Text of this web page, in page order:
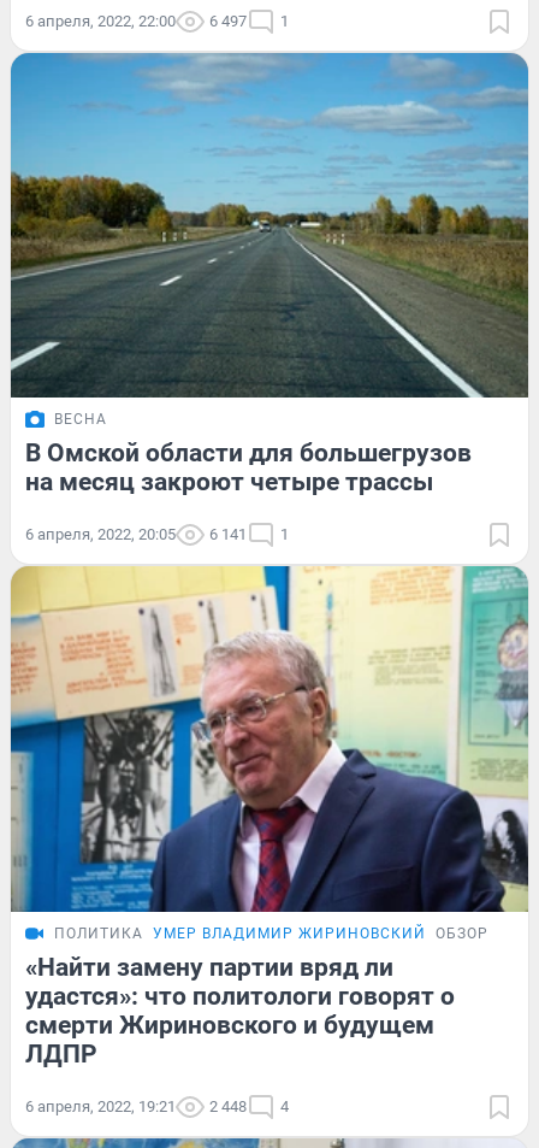
6 апреля, 2022, 22:00 6 497 1
ВЕСНА
В Омской области для большегрузов
на месяц закроют четыре трассы
6 апреля, 2022, 20:05 6 141 1
ПОЛИТИКА УМЕР ВЛАДИМИР ЖИРИНОВСКИЙ ОБЗОР
«Найти замену партии вряд ли
удастся»: что политологи говорят о
смерти Жириновского и будущем
ЛДПР
6 апреля, 2022, 19:21 2 448 4